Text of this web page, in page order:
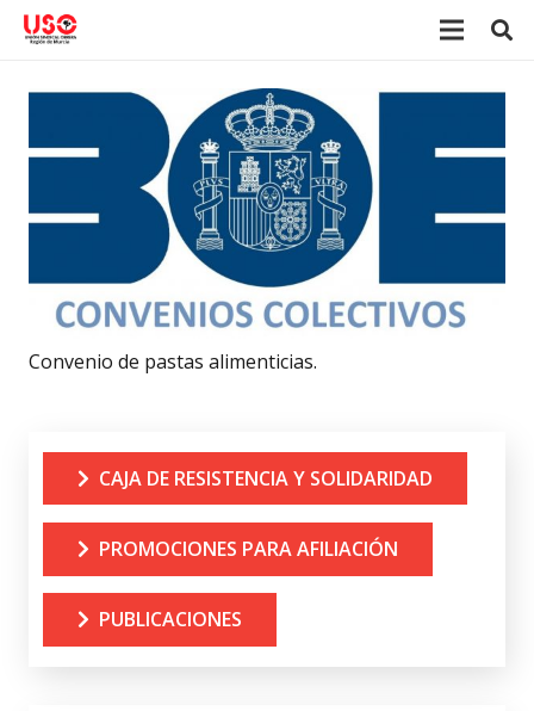
Convenio de pastas alimenticias.
CAJA DE RESISTENCIA Y SOLIDARIDAD
PROMOCIONES PARA AFILIACIÓN
PUBLICACIONES